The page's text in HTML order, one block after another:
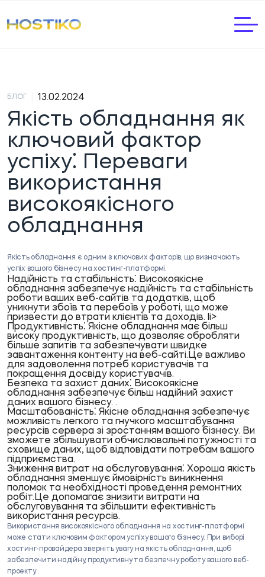
БЛОГ 13.02.2024
Якість обладнання як
ключовий фактор
успіху⁚ Переваги
використання
високоякісного
обладнання
Якість обладнання є одним з ключових факторів, що визначають
успіх вашого бізнесу на хостинг-платформі.
Надійність та стабільність⁚ Високоякісне
обладнання забезпечує надійність та стабільність
роботи ваших веб-сайтів та додатків, щоб
уникнути збоїв та перебоїв у роботі, що може
призвести до втрати клієнтів та доходів. li>
Продуктивність⁚ Якісне обладнання має більш
високу продуктивність, що дозволяє обробляти
більше запитів та забезпечувати швидке
завантаження контенту на веб-сайті.Це важливо
для задоволення потреб користувачів та
покращення досвіду користувачів.
Безпека та захист даних⁚ Високоякісне
обладнання забезпечує більш надійний захист
даних вашого бізнесу. .
Масштабованість⁚ Якісне обладнання забезпечує
можливість легкого та гнучкого масштабування
ресурсів сервера зі зростанням вашого бізнесу. Ви
зможете збільшувати обчислювальні потужності та
сховище даних, щоб відповідати потребам вашого
підприємства.
Зниження витрат на обслуговування⁚ Хороша якість
обладнання зменшує ймовірність виникнення
поломок та необхідності проведення ремонтних
робіт.Це допомагає знизити витрати на
обслуговування та збільшити ефективність
використання ресурсів.
Використання високоякісного обладнання на хостинг-платформі
може стати ключовим фактором успіху вашого бізнесу. При виборі
хостинг-провайдера зверніть увагу на якість обладнання, щоб
забезпечити надійну, продуктивну та безпечну роботу вашого веб-
проекту.